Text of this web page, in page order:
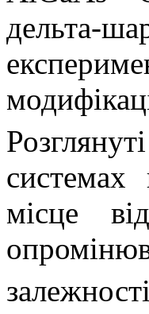
дельта-
системах
місце